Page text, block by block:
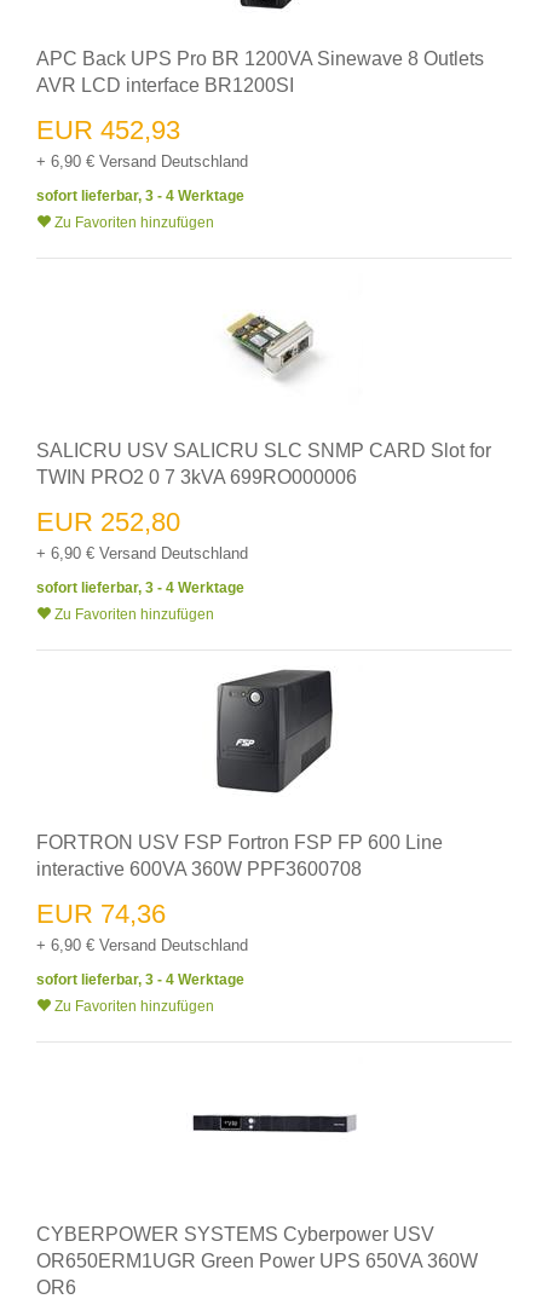
APC Back UPS Pro BR 1200VA Sinewave 8 Outlets
AVR LCD interface BR1200SI
EUR 452,93
+ 6,90 € Versand Deutschland
sofort lieferbar, 3 - 4 Werktage
Zu Favoriten hinzufügen
SALICRU USV SALICRU SLC SNMP CARD Slot for
TWIN PRO2 0 7 3kVA 699RO000006
EUR 252,80
+ 6,90 € Versand Deutschland
sofort lieferbar, 3 - 4 Werktage
Zu Favoriten hinzufügen
FORTRON USV FSP Fortron FSP FP 600 Line
interactive 600VA 360W PPF3600708
EUR 74,36
+ 6,90 € Versand Deutschland
sofort lieferbar, 3 - 4 Werktage
Zu Favoriten hinzufügen
CYBERPOWER SYSTEMS Cyberpower USV
OR650ERM1UGR Green Power UPS 650VA 360W
OR6